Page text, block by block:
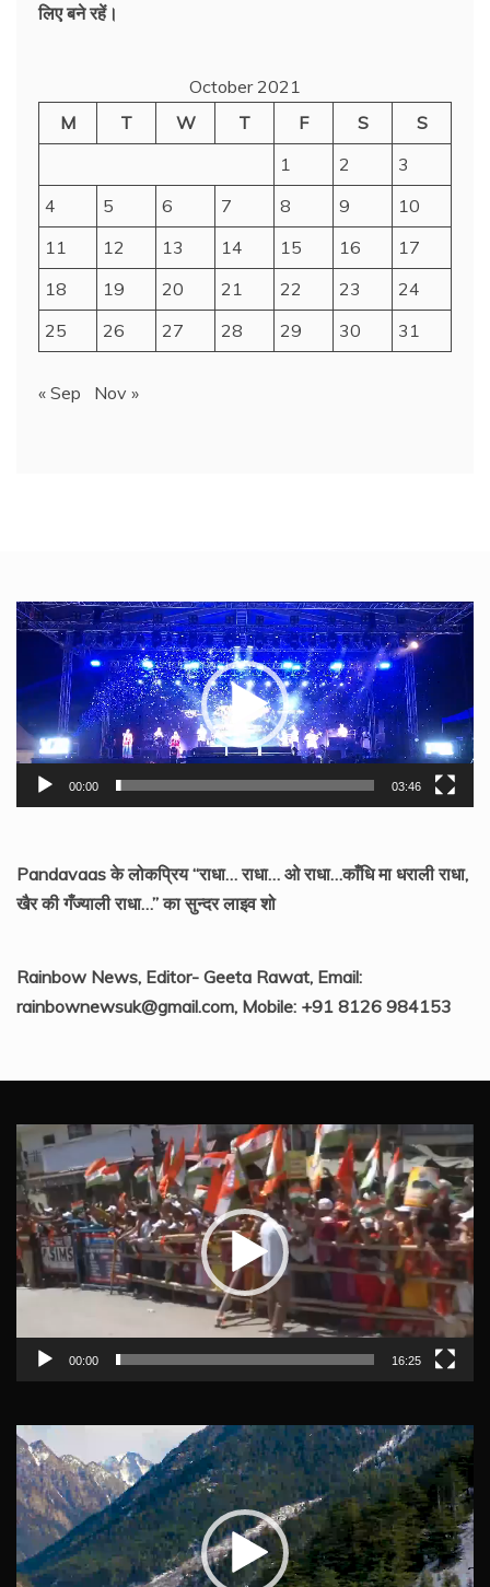
लिए बने रहें।
October 2021
M
T W T F S
S
1
2
3
4
5 6 7 8 9
10
11
12 13 14 15 16
17
18
19 20 21 22 23
24
25
26 27 28 29 30 31
« Sep Nov »
Video
Player
00:00 03:46
Pandavaas के लोकप्रिय “राधा… राधा… ओ राधा…काँधि मा धराली राधा,
खैर की गँज्याली राधा…” का सुन्दर लाइव शो
Rainbow News, Editor- Geeta Rawat, Email:
rainbownewsuk@gmail.com, Mobile: +91 8126 984153
Video
Player
00:00 16:25
Video
Player